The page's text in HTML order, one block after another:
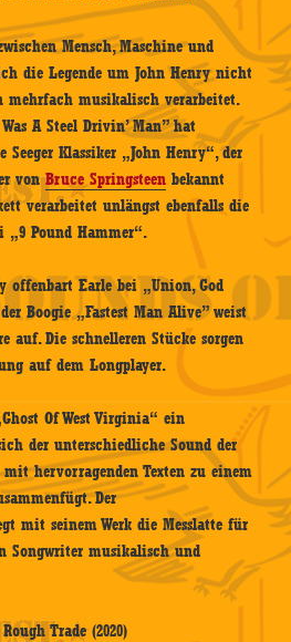
Mensch, Maschine und
die Legende um John Henry nicht
mehrfach musikalisch verarbeitet.
A Steel Drivin’ Man” hat
Klassiker „John Henry“, der
vonBruce Springsteen bekannt
verarbeitet unlängst ebenfalls die
„9 Pound Hammer“.
offenbart Earle bei „Union, God
Boogie „Fastest Man Alive” weist
auf. Die schnelleren Stücke sorgen
auf dem Longplayer.
Of West Virginia“ ein
der unterschiedliche Sound der
hervorragenden Texten zu einem
Der
mit seinem Werk die Messlatte für
Songwriter musikalisch und
Trade (2020)